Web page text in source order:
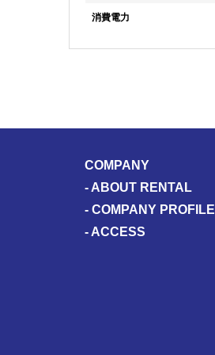
消費電力
COMPANY
- ABOUT RENTAL
- COMPANY PROFILE
- ACCESS